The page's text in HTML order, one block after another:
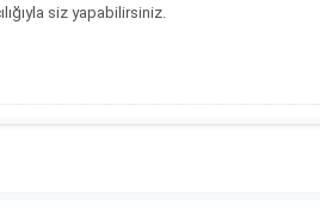
siz yapabilirsiniz.